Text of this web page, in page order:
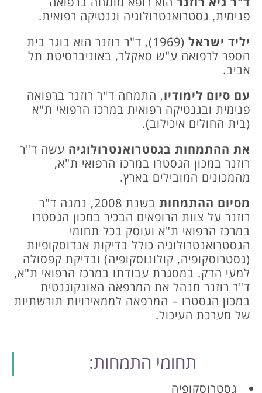
פנימית, גסטרואנטרולוגיה וגנטיקה רפואית.
יליד ישראל
(1969), ד"ר רוזנר הוא בוגר בית
הספר לרפואה ע"ש סאקלר, באוניברסיטת תל
אביב.
עם סיום לימודיו, התמחה ד"ר רוזנר ברפואה
פנימית ובגנטיקה רפואית במרכז הרפואי ת"א
(בית החולים איכילוב).
את ההתמחות בגסטרואנטרולוגיה עשה ד"ר
רוזנר במכון הגסטרו במרכז הרפואי ת"א,
מהמכונים המובילים בארץ.
מסיום ההתמחות
בשנת 2008, נמנה ד"ר
רוזנר על צוות הרופאים הבכיר במכון הגסטרו
במרכז הרפואי ת"א ועוסק בכל תחומי
הגסטרואנטרולוגיה כולל בדיקות אנדוסקופיות
(גסטרוסקופיה, קולונוסקופיה) ובדיקת קפסולה
למעי הדק. במסגרת עבודתו במרכז הרפואי ת"א,
ד"ר רוזנר מנהל את המרפאה האונקוגנטית
במכון הגסטרו – המרפאה לממאירויות תורשתיות
של מערכת העיכול.
תחומי התמחות:
גסטרוסקופיה